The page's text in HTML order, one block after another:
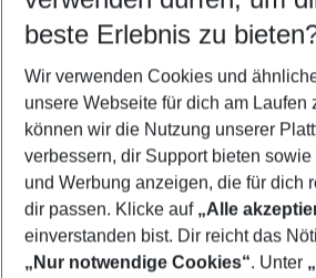
5-8 Nächte
2 Erwachsene Keine Kinder
Mehr Filter
beste Erlebnis zu
Wir verwenden Cookies und
unsere Webseite für dich am Laufen
können wir die Nutzung unserer
verbessern, dir Support bieten
und Werbung anzeigen, die für dich
dir passen. Klicke auf „Alle
einverstanden bist. Dir reicht das
„Nur notwendige Cookies“. Unter